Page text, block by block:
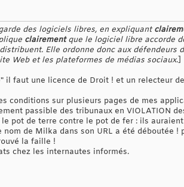
des logiciels libres, en expliquant
clairementque le logiciel libre accorde
Elle ordonne donc aux défendeurs
Web et les plateformes de médias sociaux.]
il faut une licence de Droit ! et un relecteur
conditions sur plusieurs pages de mes
passible des tribunaux en VIOLATION
pot de terre contre le pot de fer : ils
de Milka dans son URL a été déboutée !
la faille !
chez les internautes informés.